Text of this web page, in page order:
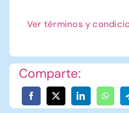
Ver términos y
Comparte: